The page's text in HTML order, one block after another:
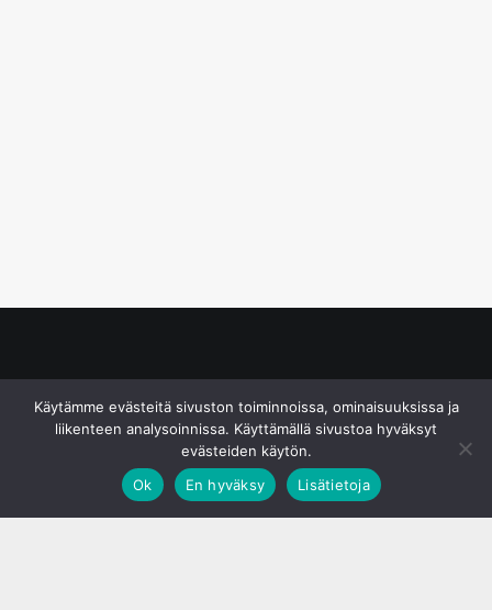
Käytämme evästeitä sivuston toiminnoissa, ominaisuuksissa ja
liikenteen analysoinnissa. Käyttämällä sivustoa hyväksyt
evästeiden käytön.
Ok
En hyväksy Lisätietoja